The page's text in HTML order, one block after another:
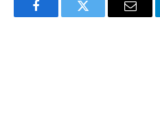
FacebookTwitter Email